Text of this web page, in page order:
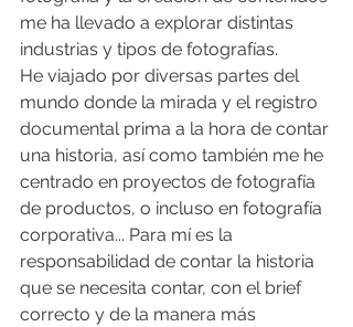
me ha llevado a explorar distintas
industrias y tipos de fotografías.
He viajado por diversas partes del
mundo donde la mirada y el registro
documental prima a la hora de contar
una historia, así como también me he
centrado en proyectos de fotografía
de productos, o incluso en fotografía
corporativa... Para mí es la
responsabilidad de contar la historia
que se necesita contar, con el brief
correcto y de la manera más